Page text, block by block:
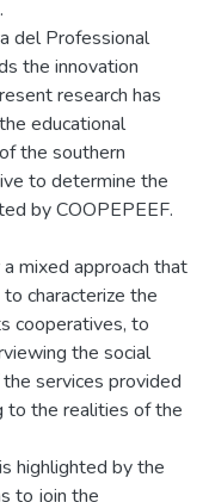
del Professional
the innovation
research has
educational
the southern
to determine the
by COOPEPEEF.
mixed approach that
characterize the
cooperatives, to
the social
services provided
to the realities of the
highlighted by the
to join the